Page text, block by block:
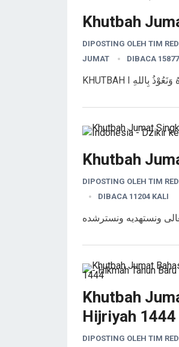
Khutbah
DIPOSTING OLEH TIM
JUMAT
DIBACA
Khutbah
DIPOSTING OLEH TIM
DIBACA 11204 KALI
Khutbah
Hijriyah 1444
DIPOSTING OLEH TIM